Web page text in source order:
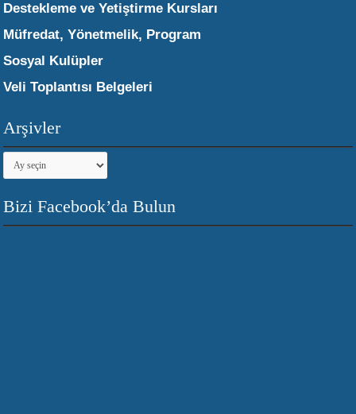
Destekleme ve Yetiştirme Kursları
Müfredat, Yönetmelik, Program
Sosyal Kulüpler
Veli Toplantısı Belgeleri
Arşivler
Arşivler
Bizi Facebook’da Bulun